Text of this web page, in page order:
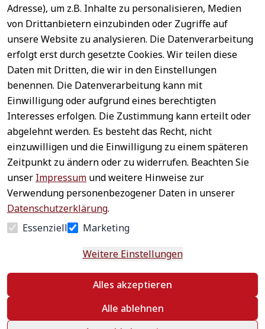
Adresse), um z.B. Inhalte zu personalisieren, Medien
von Drittanbietern einzubinden oder Zugriffe auf
unsere Website zu analysieren. Die Datenverarbeitung
erfolgt erst durch gesetzte Cookies. Wir teilen diese
Daten mit Dritten, die wir in den Einstellungen
benennen. Die Datenverarbeitung kann mit
Einwilligung oder aufgrund eines berechtigten
Interesses erfolgen. Die Zustimmung kann erteilt oder
abgelehnt werden. Es besteht das Recht, nicht
einzuwilligen und die Einwilligung zu einem späteren
Zeitpunkt zu ändern oder zu widerrufen. Beachten Sie
unser Impressum und weitere Hinweise zur
Verwendung personenbezogener Daten in unserer
Datenschutzerklärung.
Essenziell
Marketing
Weitere Einstellungen
Alles akzeptieren
Alle ablehnen
Rechtliches
AGB
Impressum
Datenschutz
Widerrufsrecht
Widerrufsform
ular
Service
Kontakt
Registrieren
Zahlung &
Versand
Newsletter
abonnieren
Häufige
Fragen
Sichere
Zahlungsar
ten
Schneller
Versand
Vertrag